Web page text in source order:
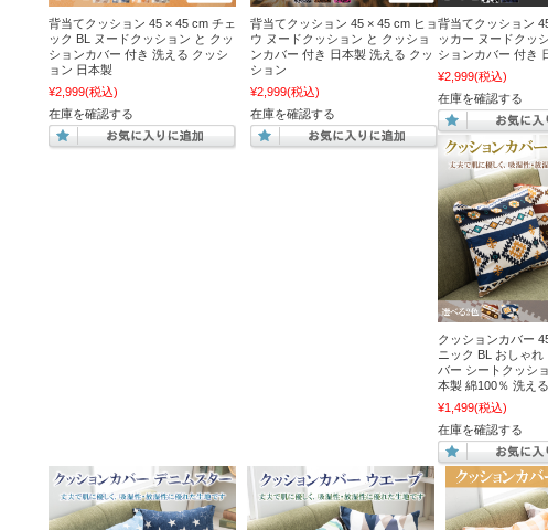
背当てクッション 45 × 45 cm チェ
ック BL ヌードクッション と クッ
ションカバー 付き 洗える クッシ
ョン 日本製
¥2,999(税込)
在庫を確認する
背当てクッション 45 × 45 cm ヒョ
ウ ヌードクッション と クッショ
ンカバー 付き 日本製 洗える クッ
ション
¥2,999(税込)
在庫を確認する
背当てクッション
ッカー ヌードクッ
ションカバー 付き
¥2,999(税込)
在庫を確認する
クッションカバー
ニック BL おしゃれ
バー シートクッシ
本製 綿100％ 洗える
¥1,499(税込)
在庫を確認する